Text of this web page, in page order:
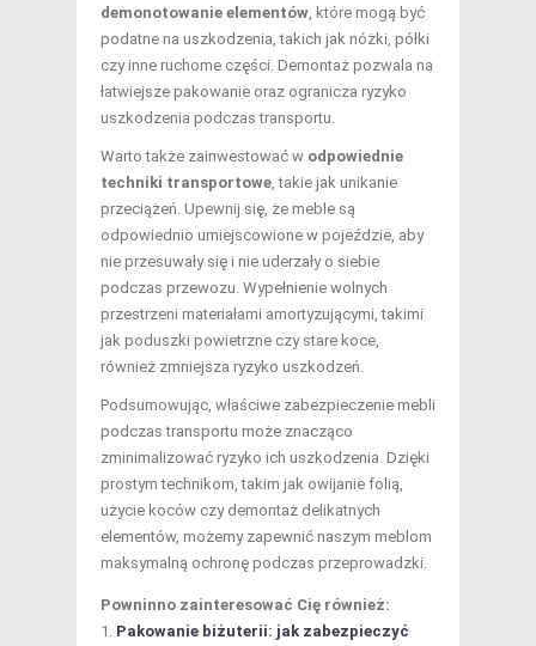
demonotowanie elementów , które mogą być
podatne na uszkodzenia, takich jak nóżki, półki
czy inne ruchome części. Demontaż pozwala na
łatwiejsze pakowanie oraz ogranicza ryzyko
uszkodzenia podczas transportu.
Warto także zainwestować w odpowiednie
techniki transportowe , takie jak unikanie
przeciążeń. Upewnij się, że meble są
odpowiednio umiejscowione w pojeździe, aby
nie przesuwały się i nie uderzały o siebie
podczas przewozu. Wypełnienie wolnych
przestrzeni materiałami amortyzującymi, takimi
jak poduszki powietrzne czy stare koce,
również zmniejsza ryzyko uszkodzeń.
Podsumowując, właściwe zabezpieczenie mebli
podczas transportu może znacząco
zminimalizować ryzyko ich uszkodzenia. Dzięki
prostym technikom, takim jak owijanie folią,
użycie koców czy demontaż delikatnych
elementów, możemy zapewnić naszym meblom
maksymalną ochronę podczas przeprowadzki.
Powninno zainteresować Cię również:
Pakowanie biżuterii: jak zabezpieczyć